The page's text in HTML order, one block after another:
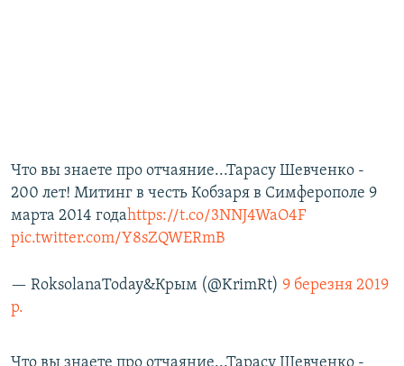
Что вы знаете про отчаяние...Тарасу Шевченко -
200 лет! Митинг в честь Кобзаря в Симферополе 9
марта 2014 годаhttps://t.co/3NNJ4WaO4F
pic.twitter.com/Y8sZQWERmB
— RoksolanaToday&Крым (@KrimRt) 9 березня 2019
р.